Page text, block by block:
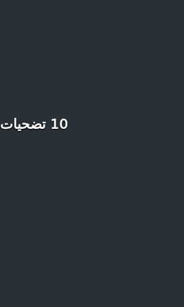
10 تضحيات يقدمها الأب ولا يبوح بها أبداً